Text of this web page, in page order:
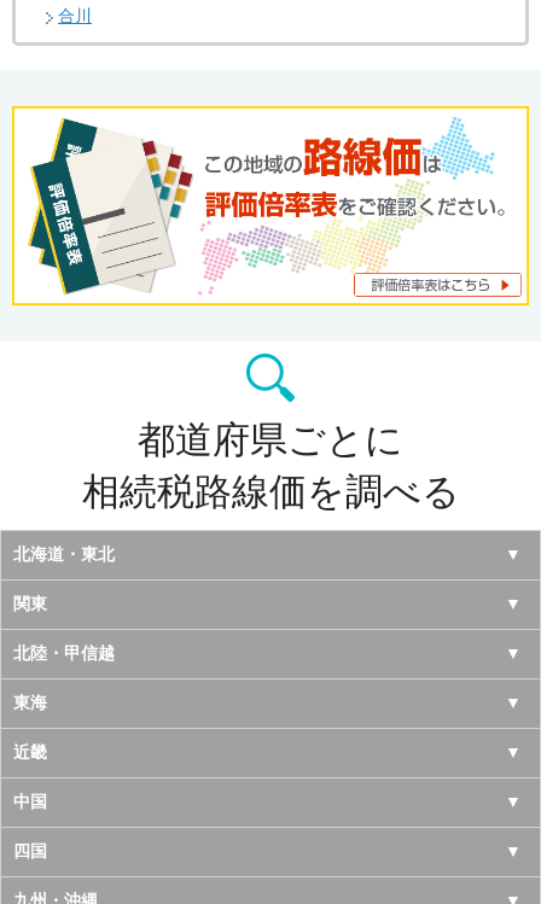
合川
都道府県ごとに
相続税路線価を調べる
北海道・東北
北海道
青森県
岩手県
宮城県
秋田県
山形県
福島県
関東
東京都
神奈川県
千葉県
埼玉県
茨城県
栃木県
北陸・甲信越
山梨県
長野県
新潟県
富山県
石川県
東海
愛知県
岐阜県
三重県
静岡県
近畿
大阪府
京都府
兵庫県
中国
鳥取県
島根県
四国